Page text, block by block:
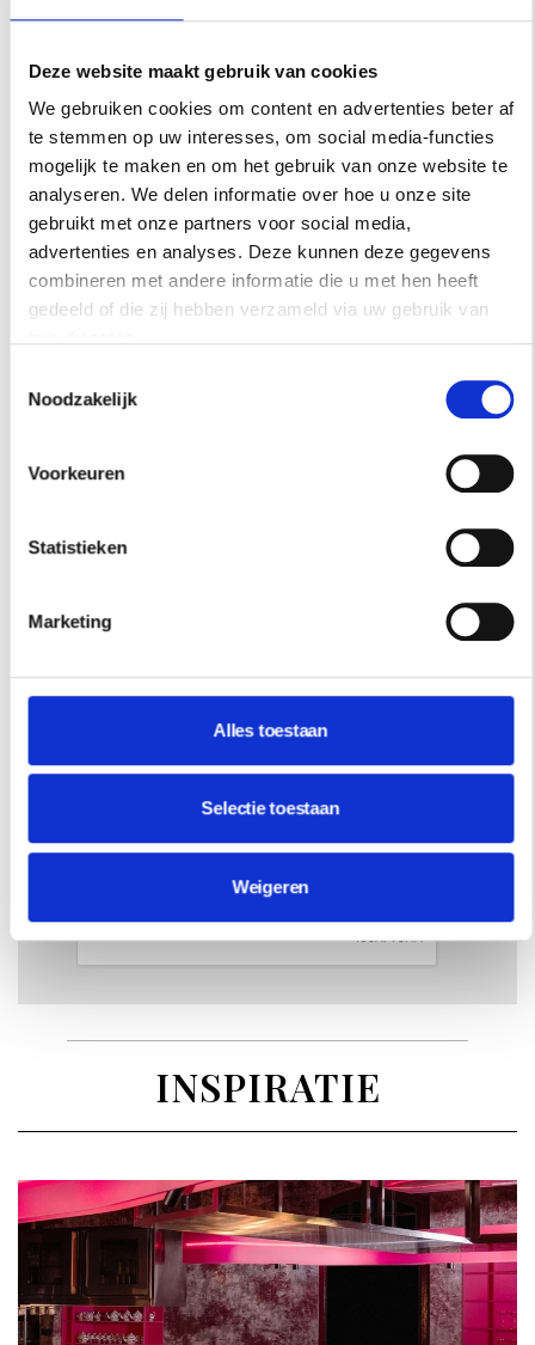
Deze website maakt gebruik van cookies
We gebruiken cookies om content en advertenties beter af
te stemmen op uw interesses, om social media-functies
mogelijk te maken en om het gebruik van onze website te
analyseren. We delen informatie over hoe u onze site
gebruikt met onze partners voor social media,
advertenties en analyses. Deze kunnen deze gegevens
combineren met andere informatie die u met hen heeft
gedeeld of die zij hebben verzameld via uw gebruik van
Noodzakelijk
Voorkeuren
Statistieken
Marketing
Alles toestaan
Selectie toestaan
Weigeren
vind het belangrijk om in een interieur ook
rekening te houden met de andere zintuigen
zoals het gehoor (muziek) en de reuk (geuren)
en zo een veel meer persoonlijke sfeer te
creëren. Geuren hebben een directe neurale
route naar ons onderbewustzijn. Ze kunnen
unieke herinneringen aanmaken en emotionele
triggers zijn. Je huis betekent zoveel voor jezelf,
Vrienden koppelen de geur aan de vriendschap,
kinderen en huisdieren herkennen de geuren
deze dingen kijken we bij het creëren van een
Schrijf je hier in voor onze
nieuwsbrief.
INSCHRIJVEN
INSPIRATIE